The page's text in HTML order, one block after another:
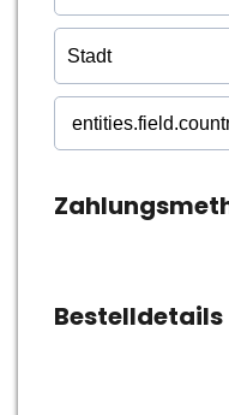
Bestelldetails